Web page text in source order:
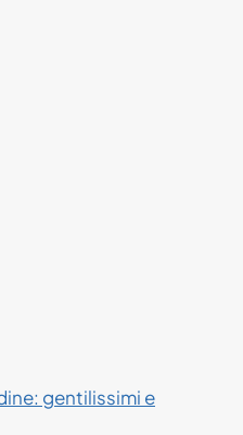
gentilissimi e